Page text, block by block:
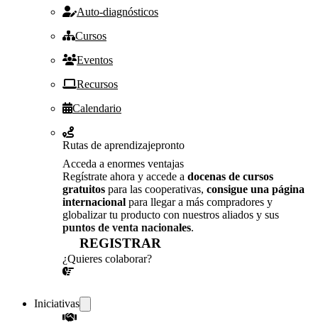
Auto-diagnósticos
Cursos
Eventos
Recursos
Calendario
Rutas de aprendizajepronto
Acceda a enormes ventajas
Regístrate ahora y accede a docenas de cursos
gratuitos para las cooperativas, consigue una página
internacional para llegar a más compradores y
globalizar tu producto con nuestros aliados y sus
puntos de venta nacionales.
REGISTRAR
¿Quieres colaborar?
Iniciativas